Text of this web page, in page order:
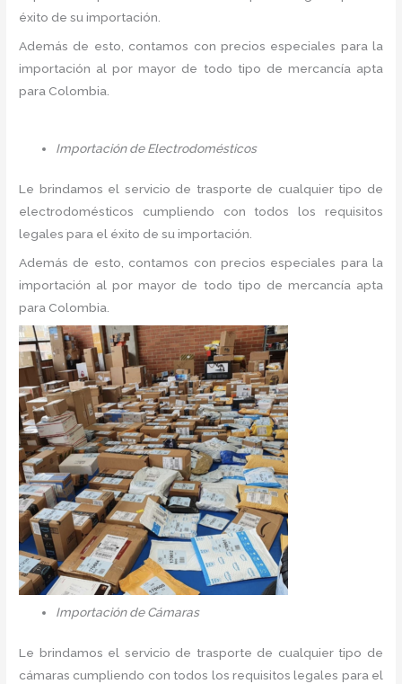
éxito de su importación.
Además de esto, contamos con precios especiales para la
importación al por mayor de todo tipo de mercancía apta
para Colombia.
Importación de Electrodomésticos
Le brindamos el servicio de trasporte de cualquier tipo de
electrodomésticos cumpliendo con todos los requisitos
legales para el éxito de su importación.
Además de esto, contamos con precios especiales para la
importación al por mayor de todo tipo de mercancía apta
para Colombia.
Importación de Cámaras
Le brindamos el servicio de trasporte de cualquier tipo de
cámaras cumpliendo con todos los requisitos legales para el